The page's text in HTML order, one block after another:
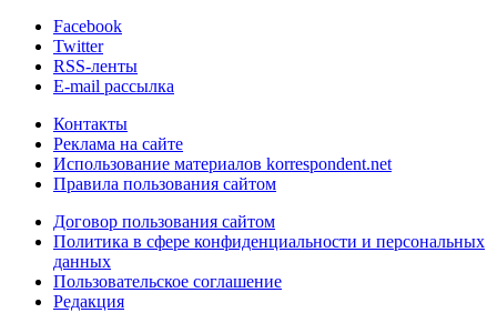
Facebook
Twitter
RSS-ленты
E-mail рассылка
Контакты
Реклама на сайте
Использование материалов korrespondent.net
Правила пользования сайтом
Договор пользования сайтом
Политика в сфере конфиденциальности и персональных
данных
Пользовательское соглашение
Редакция